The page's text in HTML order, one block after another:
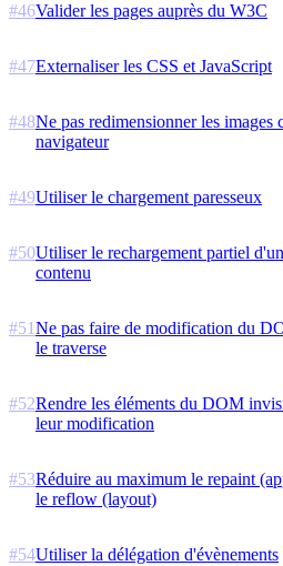
#46Valider les pages auprès du W3C
#47Externaliser les CSS et JavaScript
#48Ne pas redimensionner les images
navigateur
#49Utiliser le chargement paresseux
#50Utiliser le rechargement partiel
contenu
#51Ne pas faire de modification du
le traverse
#52Rendre les éléments du DOM
leur modification
#53Réduire au maximum le repaint
le reflow (layout)
#54Utiliser la délégation d'évènements